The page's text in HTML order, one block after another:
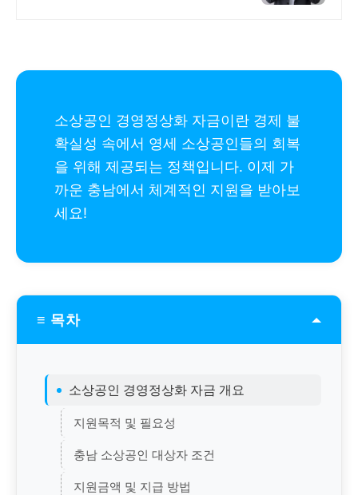
소상공인 경영정상화 자금이란 경제 불
확실성 속에서 영세 소상공인들의 회복
을 위해 제공되는 정책입니다. 이제 가
까운 충남에서 체계적인 지원을 받아보
세요!
≡ 목차
소상공인 경영정상화 자금 개요
지원목적 및 필요성
충남 소상공인 대상자 조건
지원금액 및 지급 방법